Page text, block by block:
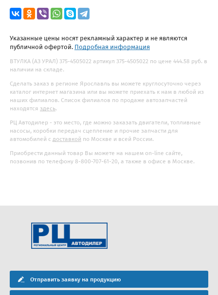
Указанные цены носят рекламный характер и не являются
публичной офертой. Подробная информация
ВТУЛКА (АЗ УРАЛ) 375-4505022 артикул 375-4505022 по цене 444.58 руб. в
наличии на складе.
Сделать заказ в регионе Ярославль вы можете круглосуточно через
каталог интернет магазина или вы можете приехать к нам в любой из
наших филиалов. Список филиалов по продаже автозапчастей
находятся здесь.
РЦ Автодилер - это место, где можно заказать двигатели, топливные
насосы, коробки передач сцепление и прочие запчасти для
автомобилей с доставкой по Москве и всей России.
Приобрести данный товар Вы можете на нашем on-line сайте,
позвонив по телефону 8-800-707-61-20, а также в офисе в Москве.
Отправить заявку на продукцию